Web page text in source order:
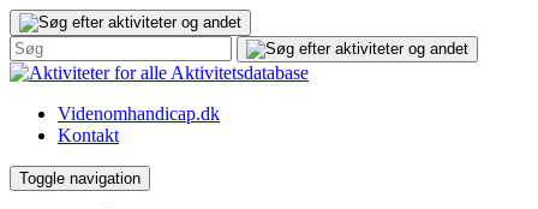
Gå
til
indhold
Aktivitetsdatabase
Videnomhandicap.dk
Kontakt
Toggle navigation